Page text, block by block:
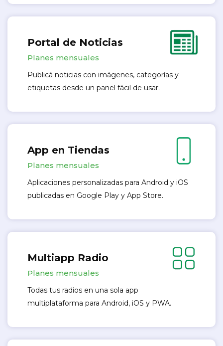
Portal de Noticias
Planes mensuales
Publicá noticias con imágenes, categorías y
etiquetas desde un panel fácil de usar.
App en Tiendas
Planes mensuales
Aplicaciones personalizadas para Android y iOS
publicadas en Google Play y App Store.
Multiapp Radio
Planes mensuales
Todas tus radios en una sola app
multiplataforma para Android, iOS y PWA.